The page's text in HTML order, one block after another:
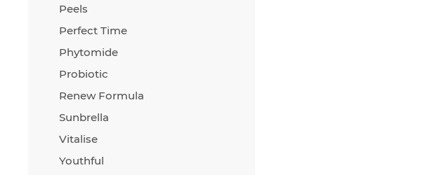
Peels
Perfect Time
Phytomide
Probiotic
Renew Formula
Sunbrella
Vitalise
Youthful